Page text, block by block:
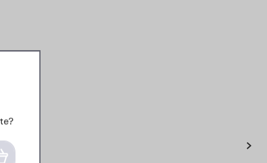
Multischüssel Cirqula 500
›